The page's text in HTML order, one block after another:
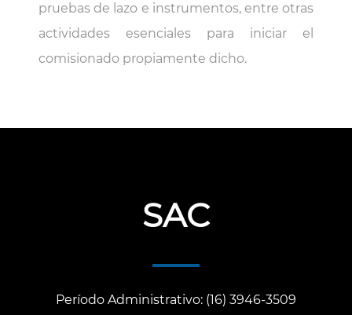
pruebas de lazo e instrumentos, entre otras
actividades esenciales para iniciar el
comisionado propiamente dicho.
SAC
Período Administrativo: (16) 3946-3509